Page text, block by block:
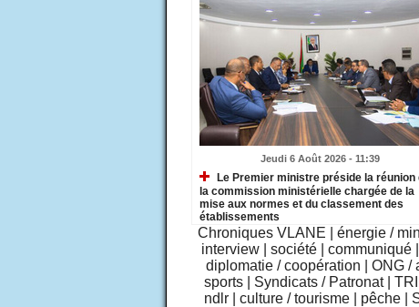
Jeudi 6 Août 2026 - 11:39
Le Premier ministre préside la réunion
la commission ministérielle chargée de la
mise aux normes et du classement des
établissements
Chroniques VLANE énergie /
interview
société communiqué
diplomatie / coopération
ONG /
sports
Syndicats / Patronat
ndlr
culture / tourisme pêche